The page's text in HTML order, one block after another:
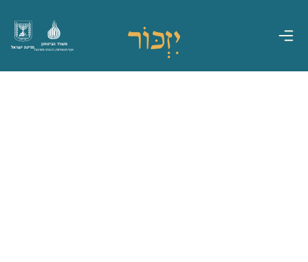
מדינת ישראל
משרד הביטחון
אגף משפחות, הנצחה ומורשת